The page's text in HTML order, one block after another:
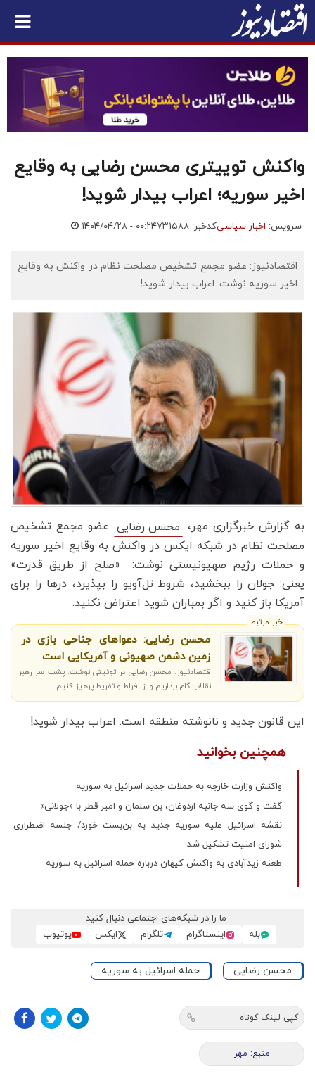
واکنش توییتری محسن رضایی به وقایع
اخیر سوریه؛ اعراب بیدار شوید!
سرویس: اخبار سیاسیکدخبر: ۷۳۱۵۸۸ ۱۴۰۴/۰۴/۲۸ - ۰۰:۲۴
اقتصادنیوز: عضو مجمع تشخیص مصلحت نظام در واکنش به وقایع
اخیر سوریه نوشت: اعراب بیدار شوید!
به گزارش خبرگزاری مهر، محسن رضایی عضو مجمع تشخیص
مصلحت نظام در شبکه ایکس در واکنش به وقایع اخیر سوریه
و حملات رژیم صهیونیستی نوشت: ‌ «صلح از طریق قدرت»
یعنی: جولان را ببخشید، شروط تل‌آویو را بپذیرد، درها را برای
آمریکا باز کنید و اگر بمباران شوید اعتراض نکنید.
خبر مرتبط
محسن رضایی: دعواهای جناحی بازی در
زمین دشمن صهیونی و آمریکایی است
اقتصادنیوز: محسن رضایی در توئیتی نوشت: پشت سر رهبر
انقلاب گام برداریم و از افراط و تفریط پرهیز کنیم.
این قانون جدید و نانوشته منطقه است. اعراب بیدار شوید!
همچنین بخوانید
واکنش وزارت خارجه به حملات جدید اسرائیل به سوریه
گفت و گوی سه جانبه اردوغان، بن سلمان و امیر قطر با «جولانی»
نقشه اسرائیل علیه سوریه جدید به بن‌بست خورد/ جلسه اضطراری
شورای امنیت تشکیل شد
طعنه زیدآبادی به واکنش کیهان درباره حمله اسرائیل به سوریه
ما را در شبکه‌های اجتماعی دنبال کنید
بله
اینستاگرام تلگرام ایکس یوتیوب
محسن رضایی حمله اسرائیل به سوریه
کپی لینک کوتاه
منبع: مهر